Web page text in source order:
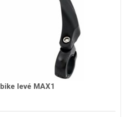
levé MAX1